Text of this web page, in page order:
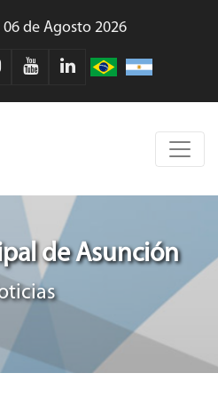
06 de Agosto 2026
de Asunción